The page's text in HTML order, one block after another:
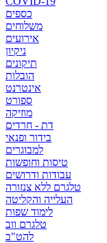
כספים
משלוחים
אירועים
ניקיון
תיקונים
הובלות
אינטרנט
ספורט
מוזיקה
דת - חרדים
בידור ופנאי
למבוגרים
טיסות וחופשות
עבודות ודרושים
טלגרם ללא צנזורה
העלייה והקליטה
לימוד שפות
טלגרם ווב
להט"ב